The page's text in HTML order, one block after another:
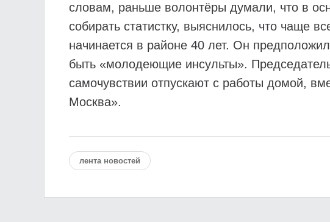
словам, раньше волонтёры думали, что в
собирать статистку, выяснилось, что чаще
начинается в районе 40 лет. Он
быть «молодеющие инсульты».
самочувствии отпускают с работы домой,
Москва».
лента новостей